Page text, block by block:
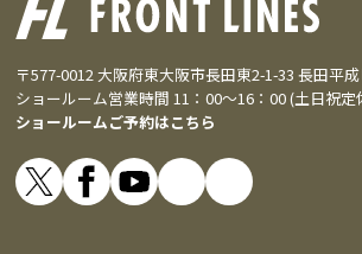
〒577-0012 大阪府東大阪市長田東2-1-33 長田平成
ショールーム営業時間 11：00～16：00 (土日祝定
ショールームご予約はこちら